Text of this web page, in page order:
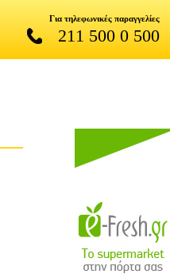
Για τηλεφωνικές παραγγελίες
211 500 0 500